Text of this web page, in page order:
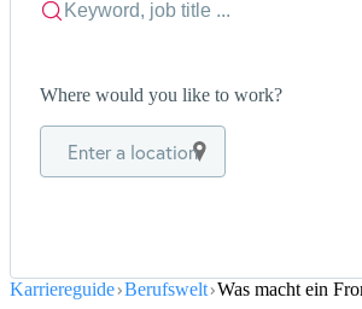
Where would you like to work?
Enter a location
Karriereguide Berufswelt Was macht ein